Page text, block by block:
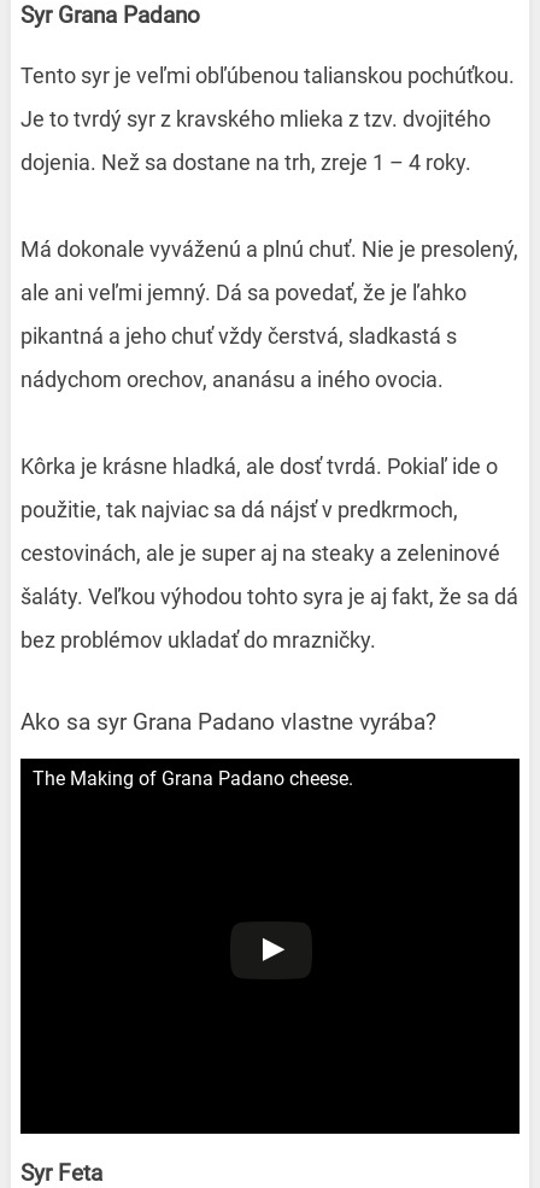
Syr Grana Padano
Tento syr je veľmi obľúbenou talianskou pochúťkou.
Je to tvrdý syr z kravského mlieka z tzv. dvojitého
dojenia. Než sa dostane na trh, zreje 1 – 4 roky.
Má dokonale vyváženú a plnú chuť. Nie je presolený,
ale ani veľmi jemný. Dá sa povedať, že je ľahko
pikantná a jeho chuť vždy čerstvá, sladkastá s
nádychom orechov, ananásu a iného ovocia.
Kôrka je krásne hladká, ale dosť tvrdá. Pokiaľ ide o
použitie, tak najviac sa dá nájsť v predkrmoch,
cestovinách, ale je super aj na steaky a zeleninové
šaláty. Veľkou výhodou tohto syra je aj fakt, že sa dá
bez problémov ukladať do mrazničky.
Ako sa syr Grana Padano vlastne vyrába?
The Making of Grana Padano cheese.
Syr Feta